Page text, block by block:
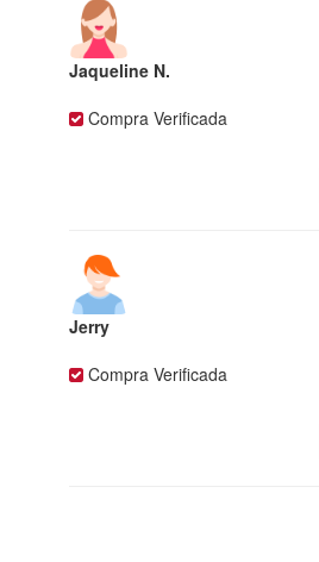
Jaqueline N.
Compra Verificada
Jerry
Compra Verificada